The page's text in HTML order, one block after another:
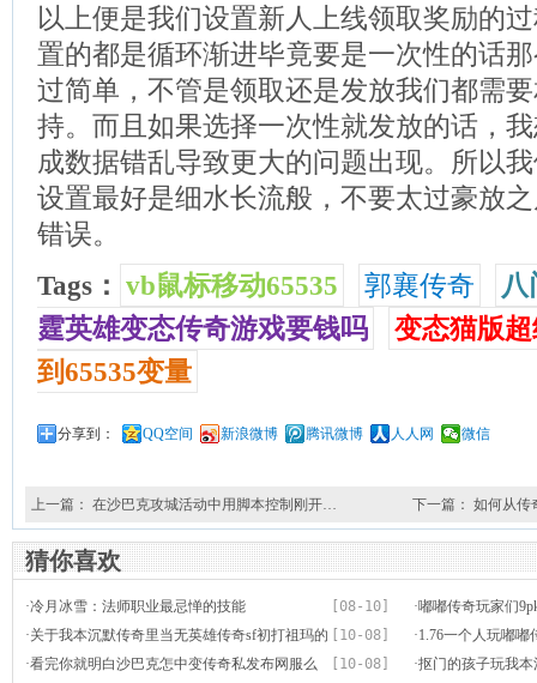
以上便是我们设置新人上线领取奖励的
置的都是循环渐进毕竟要是一次性的话
过简单，不管是领取还是发放我们都需
持。而且如果选择一次性就发放的话，
成数据错乱导致更大的问题出现。所以
设置最好是细水长流般，不要太过豪放
错误。
Tags： vb鼠标移动65535 郭襄传奇
八
霆英雄变态传奇游戏要钱吗
变态猫版
到65535变量
分享到： QQ空间 新浪微博 腾讯微博 人人网 微信
上一篇： 在沙巴克攻城活动中用脚本控制刚开… 下一篇： 如何从传
猜你喜欢
[08-10]
·冷月冰雪：法师职业最忌惮的技能 ·嘟嘟传奇玩家们
[10-08]
·关于我本沉默传奇里当无英雄传奇sf初打祖玛的
事情
·1.76一个人玩嘟嘟
[10-08]
·看完你就明白沙巴克怎中变传奇私发布网服么
·抠门的孩子玩我